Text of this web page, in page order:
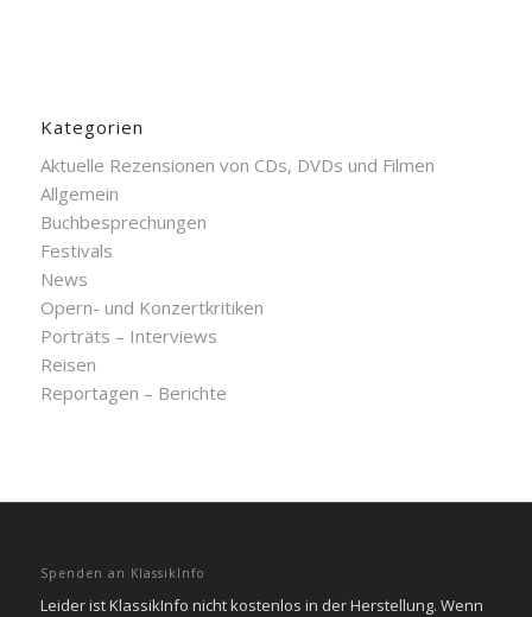
Kategorien
Aktuelle Rezensionen von CDs, DVDs und Filmen
Allgemein
Buchbesprechungen
Festivals
News
Opern- und Konzertkritiken
Porträts – Interviews
Reisen
Reportagen – Berichte
Spenden an KlassikInfo
Leider ist KlassikInfo nicht kostenlos in der Herstellung. Wenn